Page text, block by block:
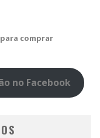
comprar
no Facebook